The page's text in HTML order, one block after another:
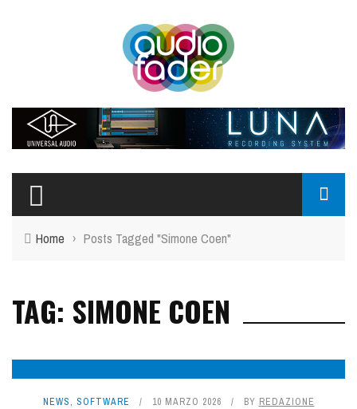
Home › Posts Tagged "Simone Coen"
TAG: SIMONE COEN
NEWS, SOFTWARE 10 MARZO 2026 BY REDAZIONE